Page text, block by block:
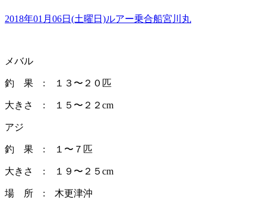
2018年01月06日(土曜日)ルアー乗合船宮川丸
メバル
釣 果 : １３〜２０匹
大きさ : １５〜２２cm
アジ
釣 果 : １〜７匹
大きさ : １９〜２５cm
場 所 : 木更津沖